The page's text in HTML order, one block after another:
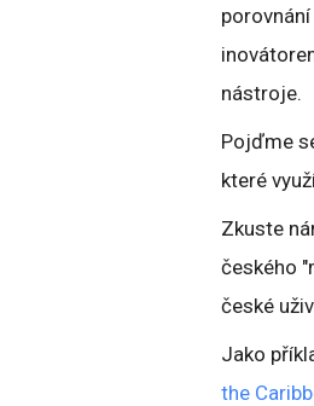
nástroje.
Pojďme
které
Zkuste
českého
české
Jako
the